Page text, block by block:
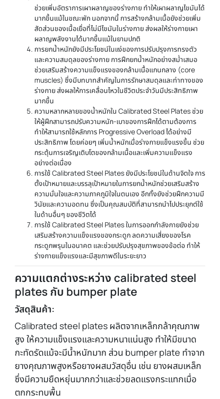
ช่วยเพิ่มอัตราการเผาผลาญของร่างกาย ทำให้เผาผลาญไขมันได้
มากขึ้นแม้ในขณะพัก นอกจากนี้ การสร้างกล้ามเนื้อยังช่วยเพิ่ม
สัดส่วนของเนื้อเยื่อที่ไม่มีไขมันในร่างกาย ส่งผลให้ร่างกายเผา
ผลาญพลังงานได้มากขึ้นแม้ในยามปกติ
การยกน้ำหนักยังมีประโยชน์ในแง่ของการปรับปรุงการทรงตัว
และความสมดุลของร่างกาย การฝึกยกน้ำหนักอย่างสม่ำเสมอ
ช่วยเสริมสร้างความแข็งแรงของกล้ามเนื้อแกนกลาง (core
muscles) ซึ่งมีบทบาทสำคัญในการรักษาสมดุลและท่าทางของ
ร่างกาย ส่งผลให้การเคลื่อนไหวในชีวิตประจำวันมีประสิทธิภาพ
มากขึ้น
ความหลากหลายของน้ำหนักใน Calibrated Steel Plates ช่วย
ให้ผู้ฝึกสามารถปรับความหนัก-เบาของการฝึกได้ตามต้องการ
ทำให้สามารถใช้หลักการ Progressive Overload ได้อย่างมี
ประสิทธิภาพ โดยค่อยๆ เพิ่มน้ำหนักเมื่อร่างกายแข็งแรงขึ้น ช่วย
กระตุ้นการเจริญเติบโตของกล้ามเนื้อและเพิ่มความแข็งแรง
อย่างต่อเนื่อง
การใช้ Calibrated Steel Plates ยังมีประโยชน์ในด้านจิตใจ การ
ตั้งเป้าหมายและบรรลุเป้าหมายในการยกน้ำหนักช่วยเสริมสร้าง
ความมั่นใจและความภาคภูมิใจในตนเอง อีกทั้งยังช่วยฝึกความมี
วินัยและความอดทน ซึ่งเป็นคุณสมบัติที่สามารถนำไปประยุกต์ใช้
ในด้านอื่นๆ ของชีวิตได้
การใช้ Calibrated Steel Plates ในการออกกำลังกายยังช่วย
เสริมสร้างความแข็งแรงของกระดูก ลดความเสี่ยงของโรค
กระดูกพรุนในอนาคต และช่วยปรับปรุงสุขภาพของข้อต่อ ทำให้
ร่างกายแข็งแรงและมีสุขภาพดีในระยะยาว
ความแตกต่างระหว่าง calibrated steel
plates กับ bumper plate
วัสดุสินค้า:
Calibrated steel plates ผลิตจากเหล็กกล้าคุณภาพ
สูง ให้ความแข็งแรงและความหนาแน่นสูง ทำให้มีขนาด
กะทัดรัดแม้จะมีน้ำหนักมาก ส่วน bumper plate ทำจาก
ยางคุณภาพสูงหรือยางผสมวัสดุอื่น เช่น ยางผสมเหล็ก
ซึ่งมีความยืดหยุ่นมากกว่าและช่วยลดแรงกระแทกเมื่อ
ตกกระทบพื้น